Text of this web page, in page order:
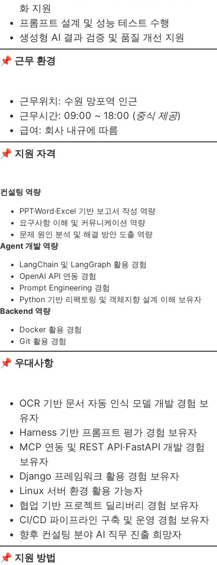
화 지원
프롬프트 설계 및 성능 테스트 수행
생성형 AI 결과 검증 및 품질 개선 지원
📌 근무 환경
근무위치: 수원 망포역 인근
근무시간: 09:00 ~ 18:00 (중식 제공)
급여: 회사 내규에 따름
📌 지원 자격
컨설팅 역량
PPT·Word·Excel 기반 보고서 작성 역량
요구사항 이해 및 커뮤니케이션 역량
문제 원인 분석 및 해결 방안 도출 역량
Agent 개발 역량
LangChain 및 LangGraph 활용 경험
OpenAI API 연동 경험
Prompt Engineering 경험
Python 기반 리팩토링 및 객체지향 설계 이해 보유자
Backend 역량
Docker 활용 경험
Git 활용 경험
📌 우대사항
OCR 기반 문서 자동 인식 모델 개발 경험 보
유자
Harness 기반 프롬프트 평가 경험 보유자
MCP 연동 및 REST API·FastAPI 개발 경험
보유자
Django 프레임워크 활용 경험 보유자
Linux 서버 환경 활용 가능자
협업 기반 프로젝트 딜리버리 경험 보유자
CI/CD 파이프라인 구축 및 운영 경험 보유자
향후 컨설팅 분야 AI 직무 진출 희망자
📌 지원 방법